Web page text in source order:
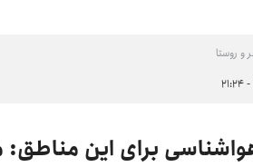
و روستا
برای این مناطق: